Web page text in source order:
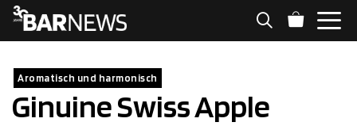
Zum
Inhalt
Aromatisch und harmonisch
Ginuine Swiss Apple